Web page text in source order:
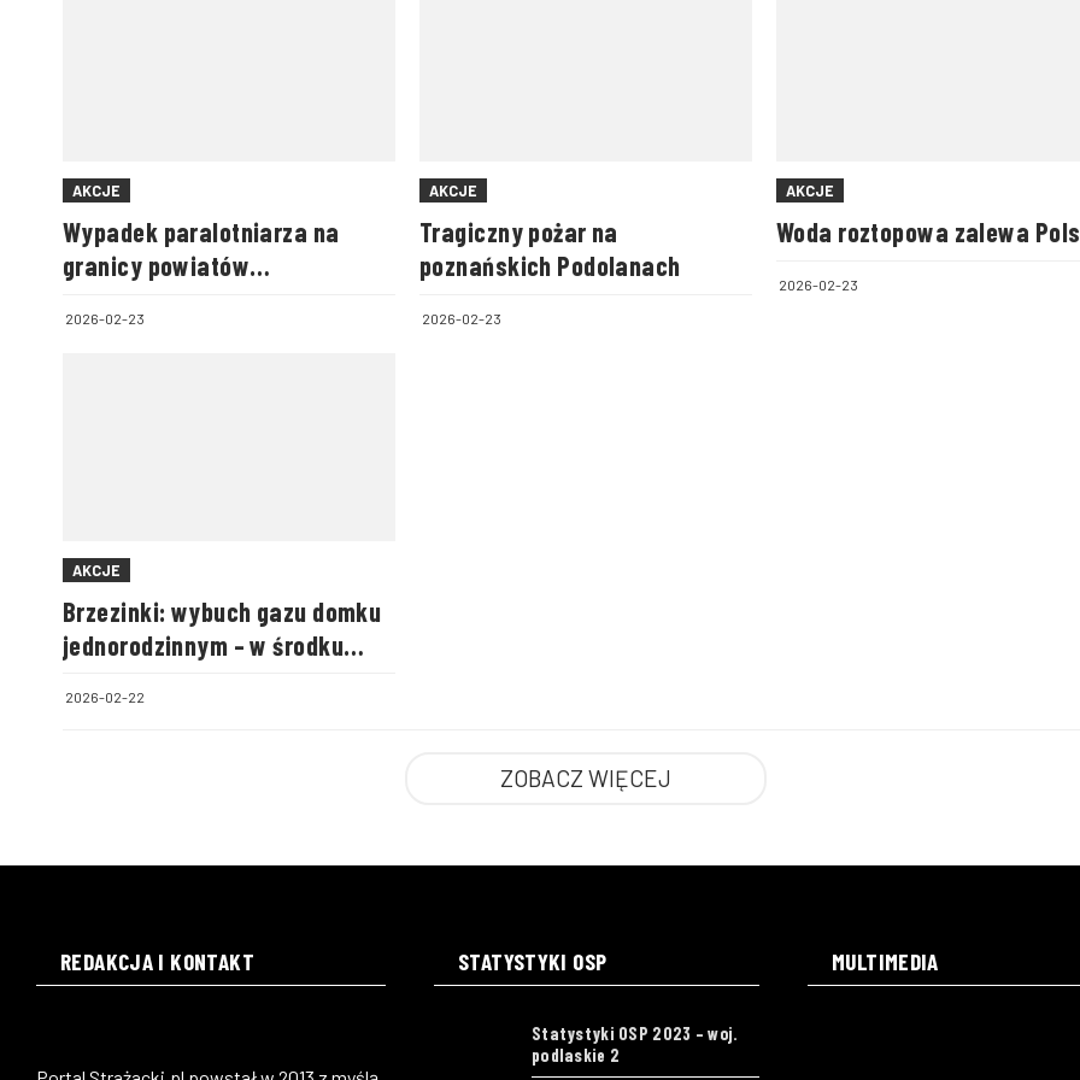
AKCJE
Wypadek paralotniarza na
granicy powiatów
2026-02-23
AKCJE
Tragiczny pożar na
poznańskich Podolanach
2026-02-23
AKCJE
Woda roztopowa zalewa
2026-02-23
AKCJE
Brzezinki: wybuch gazu domku
jednorodzinnym – w środku
2026-02-22
ZOBACZ WIĘCEJ
REDAKCJA I KONTAKT STATYSTYKI OSP
Statystyki OSP 2023 – woj.
podlaskie 2
MULTIMEDIA